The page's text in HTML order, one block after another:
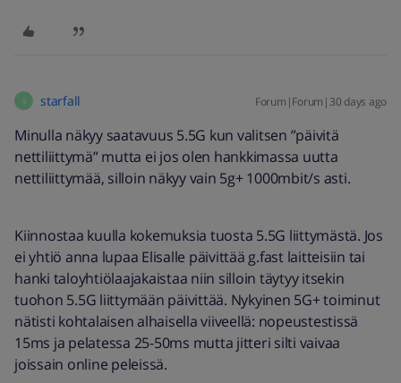
S starfall Forum|Forum|30 days ago
Minulla näkyy saatavuus 5.5G kun valitsen ”päivitä
nettiliittymä” mutta ei jos olen hankkimassa uutta
nettiliittymää, silloin näkyy vain 5g+ 1000mbit/s asti.
Kiinnostaa kuulla kokemuksia tuosta 5.5G liittymästä. Jos
ei yhtiö anna lupaa Elisalle päivittää g.fast laitteisiin tai
hanki taloyhtiölaajakaistaa niin silloin täytyy itsekin
tuohon 5.5G liittymään päivittää. Nykyinen 5G+ toiminut
nätisti kohtalaisen alhaisella viiveellä: nopeustestissä
15ms ja pelatessa 25-50ms mutta jitteri silti vaivaa
joissain online peleissä.